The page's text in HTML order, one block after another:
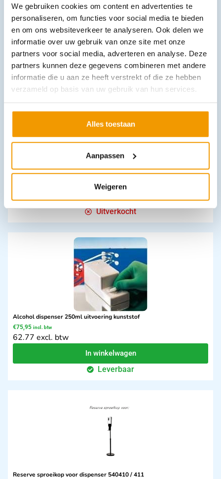
We gebruiken cookies om content en advertenties te
personaliseren, om functies voor social media te bieden
en om ons websiteverkeer te analyseren. Ook delen we
informatie over uw gebruik van onze site met onze
partners voor social media, adverteren en analyse. Deze
partners kunnen deze gegevens combineren met andere
informatie die u aan ze heeft verstrekt of die ze hebben
verzameld op basis van uw gebruik van hun services.
Alles toestaan
Aanpassen
Weigeren
€41,14
34 excl. btw
In winkelwagen
Leverbaar
VSM Spirofloor, Spray 200ml
€14,46 incl. btw
Uitverkocht
Alcohol dispenser 250ml uitvoering kunststof
€75,95 incl. btw
62.77 excl. btw
In winkelwagen
Leverbaar
Reserve sproeikop voor dispenser 540410 / 411